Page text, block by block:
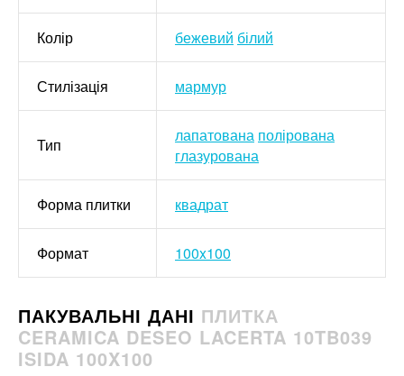
Колір бежевий білий
Стилізація мармур
Тип лапатована полірована
глазурована
Форма плитки квадрат
Формат 100x100
ПАКУВАЛЬНІ ДАНІ ПЛИТКА
CERAMICA DESEO LACERTA 10TB039
ISIDA 100X100